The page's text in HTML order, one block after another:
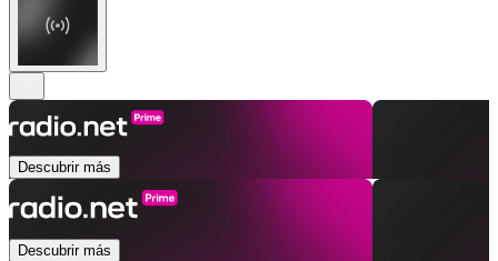
Descubrir más
Descubrir más